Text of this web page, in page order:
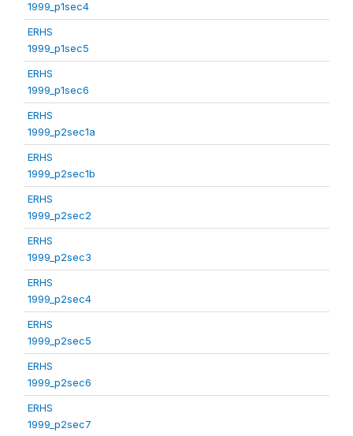
1999_p1sec4
ERHS
1999_p1sec5
ERHS
1999_p1sec6
ERHS
1999_p2sec1a
ERHS
1999_p2sec1b
ERHS
1999_p2sec2
ERHS
1999_p2sec3
ERHS
1999_p2sec4
ERHS
1999_p2sec5
ERHS
1999_p2sec6
ERHS
1999_p2sec7